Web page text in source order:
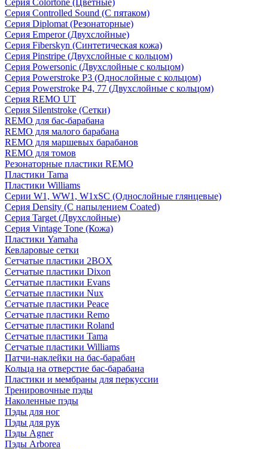
Серия Colortone (Цветные)
Серия Controlled Sound (С пятаком)
Серия Diplomat (Резонаторные)
Серия Emperor (Двухслойные)
Серия Fiberskyn (Синтетическая кожа)
Серия Pinstripe (Двухслойные с кольцом)
Серия Powersonic (Двухслойные с кольцом)
Серия Powerstroke P3 (Однослойные с кольцом)
Серия Powerstroke P4, 77 (Двухслойные с кольцом)
Серия REMO UT
Серия Silentstroke (Сетки)
REMO для бас-барабана
REMO для малого барабана
REMO для маршевых барабанов
REMO для томов
Резонаторные пластики REMO
Пластики Tama
Пластики Williams
Серии W1, WW1, W1xSC (Однослойные глянцевые)
Серия Density (C напылением Coated)
Серия Target (Двухслойные)
Серия Vintage Tone (Кожа)
Пластики Yamaha
Кевларовые сетки
Сетчатые пластики 2BOX
Сетчатые пластики Dixon
Сетчатые пластики Evans
Сетчатые пластики Nux
Сетчатые пластики Peace
Сетчатые пластики Remo
Сетчатые пластики Roland
Сетчатые пластики Tama
Сетчатые пластики Williams
Патчи-наклейки на бас-барабан
Кольца на отверстие бас-барабана
Пластики и мембраны для перкуссии
Тренировочные пэды
Наколенные пэды
Пэды для ног
Пэды для рук
Пэды Agner
Пэды Arborea